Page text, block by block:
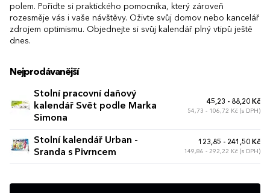
polem. Pořiďte si praktického pomocníka, který zároveň
rozesměje vás i vaše návštěvy. Oživte svůj domov nebo kancelář
zdrojem optimismu. Objednejte si svůj kalendář plný vtipů ještě
dnes.
Nejprodávanější
Stolní pracovní daňový
kalendář Svět podle Marka
Simona
45,23 - 88,20 Kč
54,73 - 106,72 Kč (s DPH)
Stolní kalendář Urban -
Sranda s Pivrncem
123,85 - 241,50 Kč
149,86 - 292,22 Kč (s DPH)